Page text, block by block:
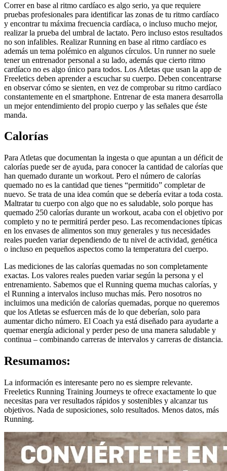
Correr en base al ritmo cardíaco es algo serio, ya que requiere
pruebas profesionales para identificar las zonas de tu ritmo cardíaco
y encontrar tu máxima frecuencia cardíaca, o incluso mucho mejor,
realizar la prueba del umbral de lactato. Pero incluso estos resultados
no son infalibles. Realizar Running en base al ritmo cardíaco es
además un tema polémico en algunos círculos. Un runner no suele
tener un entrenador personal a su lado, además que cierto ritmo
cardíaco no es algo único para todos. Los Atletas que usan la app de
Freeletics deben aprender a escuchar su cuerpo. Deben concentrarse
en observar cómo se sienten, en vez de comprobar su ritmo cardíaco
constantemente en el smartphone. Entrenar de esta manera desarrolla
un mejor entendimiento del propio cuerpo y las señales que éste
manda.
Calorías
Para Atletas que documentan la ingesta o que apuntan a un déficit de
calorías puede ser de ayuda, para conocer la cantidad de calorías que
han quemado durante un workout. Pero el número de calorías
quemado no es la cantidad que tienes “permitido” completar de
nuevo. Se trata de una idea común que se debería evitar a toda costa.
Maltratar tu cuerpo con algo que no es saludable, solo porque has
quemado 250 calorías durante un workout, acaba con el objetivo por
completo y no te permitirá perder peso. Las recomendaciones típicas
en los envases de alimentos son muy generales y tus necesidades
reales pueden variar dependiendo de tu nivel de actividad, genética
o incluso en pequeños aspectos como la temperatura del cuerpo.
Las mediciones de las calorías quemadas no son completamente
exactas. Los valores reales pueden variar según la persona y el
entrenamiento. Sabemos que el Running quema muchas calorías, y
el Running a intervalos incluso muchas más. Pero nosotros no
incluimos una medición de calorías quemadas, porque no queremos
que los Atletas se esfuercen más de lo que deberían, solo para
aumentar dicho número. El Coach ya está diseñado para ayudarte a
quemar energía adicional y perder peso de una manera saludable y
continua – combinando carreras de intervalos y carreras de distancia.
Resumamos:
La información es interesante pero no es siempre relevante.
Freeletics Running Training Journeys te ofrece exactamente lo que
necesitas para ver resultados rápidos y sostenibles y alcanzar tus
objetivos. Nada de suposiciones, solo resultados. Menos datos, más
Running.